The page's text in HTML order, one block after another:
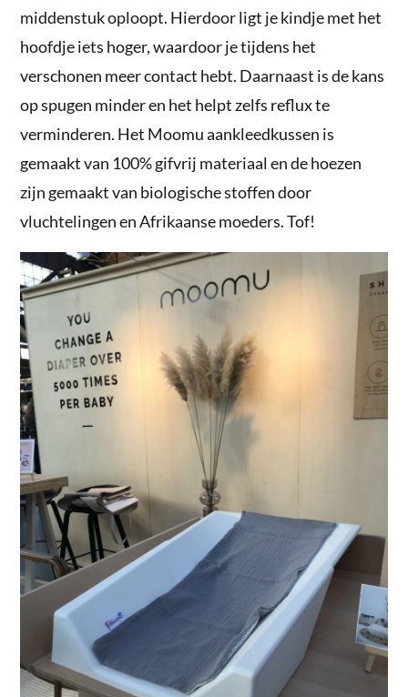
middenstuk oploopt. Hierdoor ligt je kindje met het
hoofdje iets hoger, waardoor je tijdens het
verschonen meer contact hebt. Daarnaast is de kans
op spugen minder en het helpt zelfs reflux te
verminderen. Het Moomu aankleedkussen is
gemaakt van 100% gifvrij materiaal en de hoezen
zijn gemaakt van biologische stoffen door
vluchtelingen en Afrikaanse moeders. Tof!